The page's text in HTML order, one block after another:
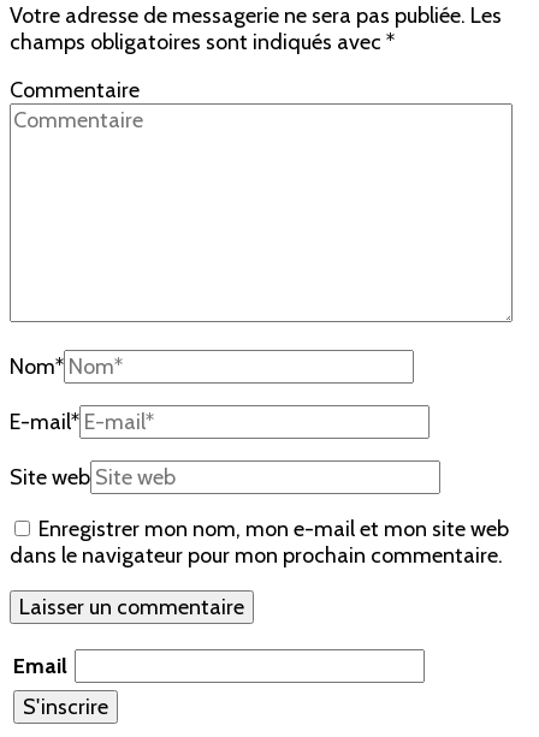
Votre adresse de messagerie ne sera pas publiée. Les
champs obligatoires sont indiqués avec *
Commentaire
Nom*
E-mail*
Site web
Enregistrer mon nom, mon e-mail et mon site web
dans le navigateur pour mon prochain commentaire.
Email